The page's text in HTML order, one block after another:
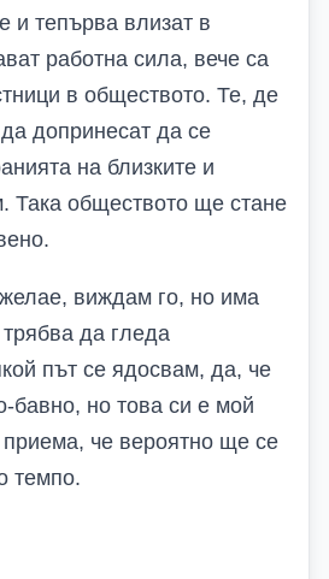
и тепърва влизат в
работна сила, вече са
в обществото. Те, де
допринесат да се
на близките и
Така обществото ще стане
виждам го, но има
да гледа
път се ядосвам, да, че
бавно, но това си е мой
приема, че вероятно ще се
темпо.